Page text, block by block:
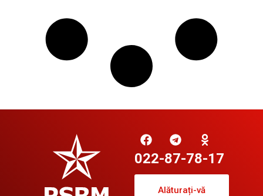
022-87-78-17
Alăturați-vă